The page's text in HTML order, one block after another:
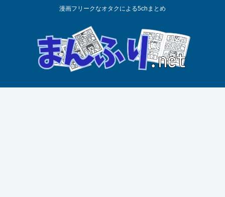
漫画フリークなオタクによる5chまとめ